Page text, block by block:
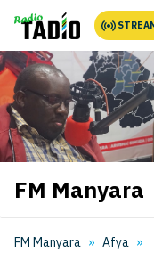
FM Manyara
FM Manyara
Afya